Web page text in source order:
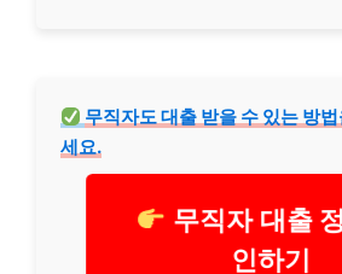
무직자도 대출 받을 수 있는 방
세요.
무직자 대출
인하기